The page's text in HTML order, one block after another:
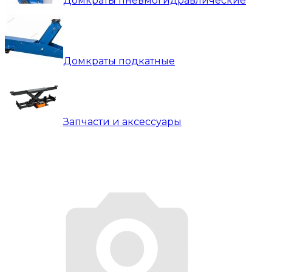
Домкраты подкатные
Запчасти и аксессуары